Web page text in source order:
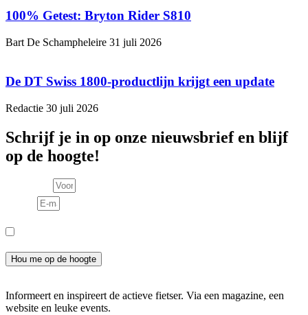
100% Getest: Bryton Rider S810
Bart De Schampheleire 31 juli 2026
De DT Swiss 1800-productlijn krijgt een update
Redactie 30 juli 2026
Schrijf je in op onze nieuwsbrief en blijf
op de hoogte!
Hou me op de hoogte
Informeert en inspireert de actieve fietser. Via een magazine, een
website en leuke events.